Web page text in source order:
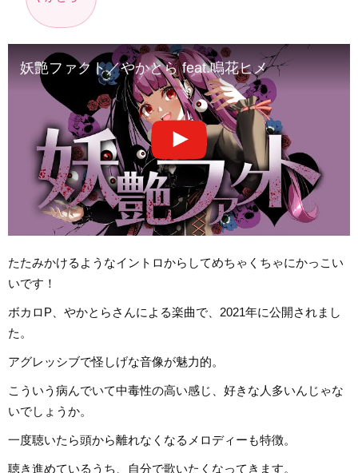
妖艶ファクト／やかとら feat.鳴花ヒメ
たたみかけるようなイントロからしてめちゃくちゃにかっこい
いです！
ボカロP、やかとらさんによる楽曲で、2021年に公開されまし
た。
アグレッシブで怪しげな音像が魅力的。
こういう病んでいて中毒性の高い感じ、好きな人多いんじゃな
いでしょうか。
一度聴いたら頭から離れなくなるメロディーも特徴。
聴き進めているうち、自分で歌いたくなってきます。